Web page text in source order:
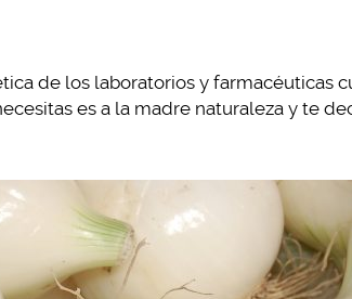
de los laboratorios y farmacéuticas
es a la madre naturaleza y te